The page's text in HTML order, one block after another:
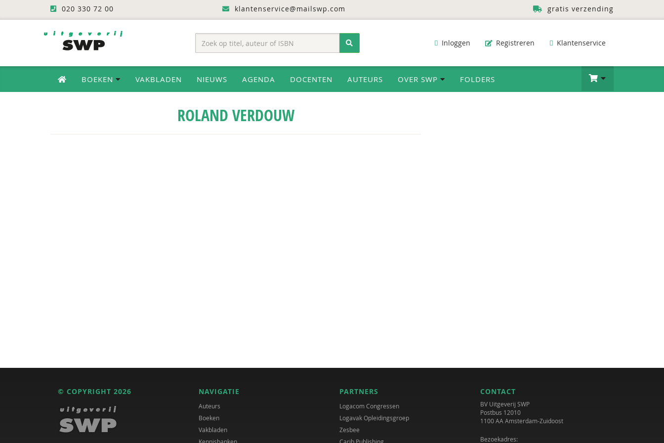
020 330 72 00 klantenservice@mailswp.com gratis verzending
Inloggen Registreren Klantenservice
BOEKEN VAKBLADEN NIEUWS AGENDA DOCENTEN AUTEURS OVER SWP FOLDERS
ROLAND VERDOUW
© COPYRIGHT 2026 NAVIGATIE
Auteurs
Boeken
Vakbladen
PARTNERS
Logacom Congressen
Logavak Opleidingsgroep
Zesbee
CONTACT
BV Uitgeverij SWP
Postbus 12010
1100 AA Amsterdam-Zuidoost
Bezoekadres: